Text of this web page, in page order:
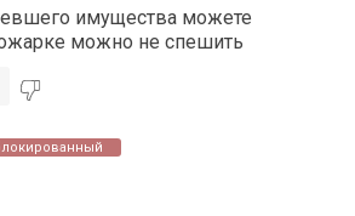
имущества можете
можно не спешить